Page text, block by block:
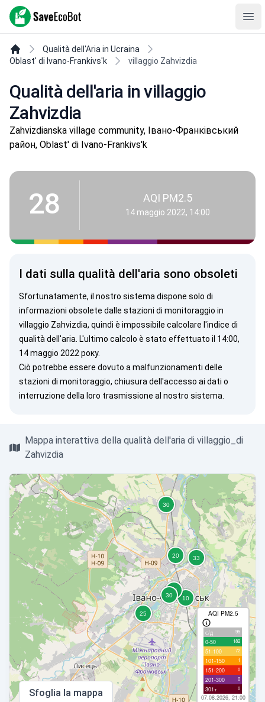
SaveEcoBot
Qualità dell'Aria in Ucraina
Oblast' di Ivano-Frankivs'k
villaggio Zahvizdia
Qualità dell'aria in villaggio
Zahvizdia
Zahvizdianska village community, Івано-Франківський
район, Oblast' di Ivano-Frankivs'k
28 AQI PM2.5
14 maggio 2022, 14:00
I dati sulla qualità dell'aria sono obsoleti
Sfortunatamente, il nostro sistema dispone solo di
informazioni obsolete dalle stazioni di monitoraggio in
villaggio Zahvizdia, quindi è impossibile calcolare l'indice di
qualità dell'aria. L'ultimo calcolo è stato effettuato il 14:00,
14 maggio 2022 року.
Ciò potrebbe essere dovuto a malfunzionamenti delle
stazioni di monitoraggio, chiusura dell'accesso ai dati o
interruzione della loro trasmissione al nostro sistema.
Mappa interattiva della qualità dell'aria di villaggio_di
Zahvizdia
AQI PM2.5
с/д 95
0-50 182
51-100 72
101-150 1
151-200 0
201-300 0
301+ 0
07.08.2026, 21:00
Sfoglia la mappa